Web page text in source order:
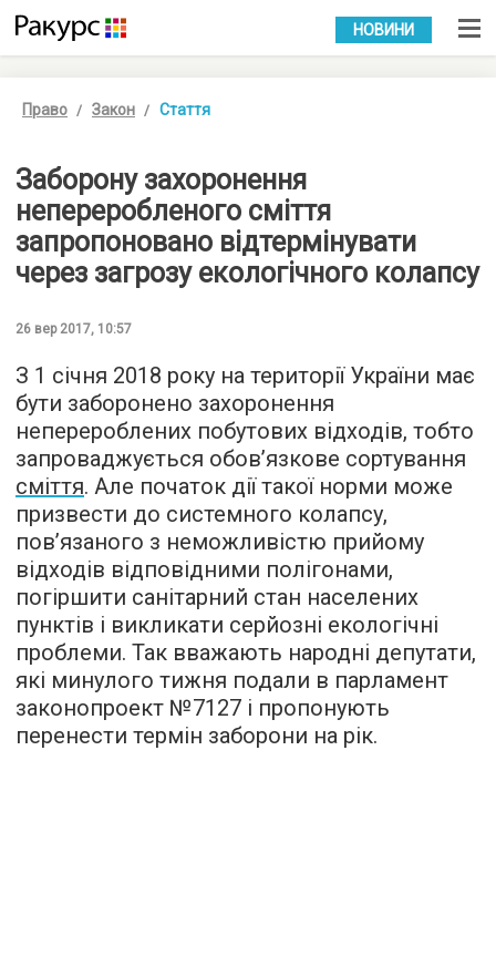
УКР РУС
НОВИНИ
Право Закон Стаття
Заборону захоронення
непереробленого сміття
запропоновано відтермінувати
через загрозу екологічного колапсу
26 вер 2017, 10:57
З 1 січня 2018 року на території України має
бути заборонено захоронення
неперероблених побутових відходів, тобто
запроваджується обов’язкове сортування
сміття. Але початок дії такої норми може
призвести до системного колапсу,
пов’язаного з неможливістю прийому
відходів відповідними полігонами,
погіршити санітарний стан населених
пунктів і викликати серйозні екологічні
проблеми. Так вважають народні депутати,
які минулого тижня подали в парламент
законопроект №7127 і пропонують
перенести термін заборони на рік.